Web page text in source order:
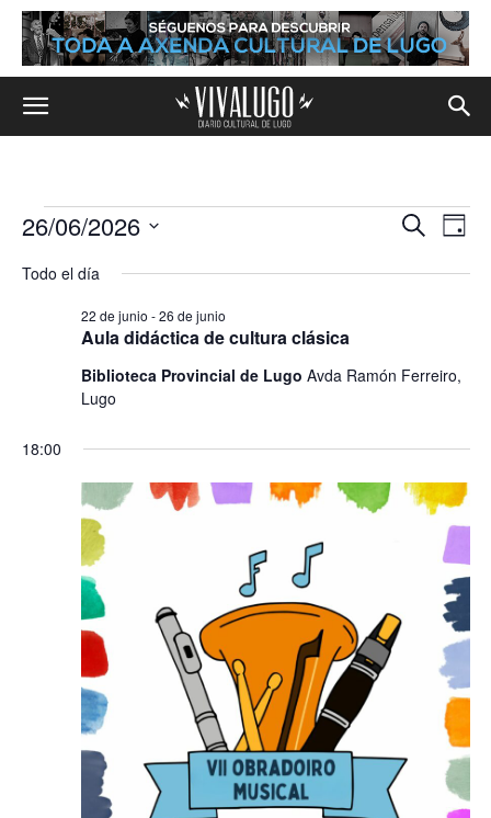
Eventos
en
junio,
2026
de
vistas
BuscarDía
26/06/2026
la
Todo el día
Aula didáctica de cultura clásica
22 de junio -26 de junio
Biblioteca Provincial de Lugo Avda Ramón Ferreiro,
Lugo
18:00